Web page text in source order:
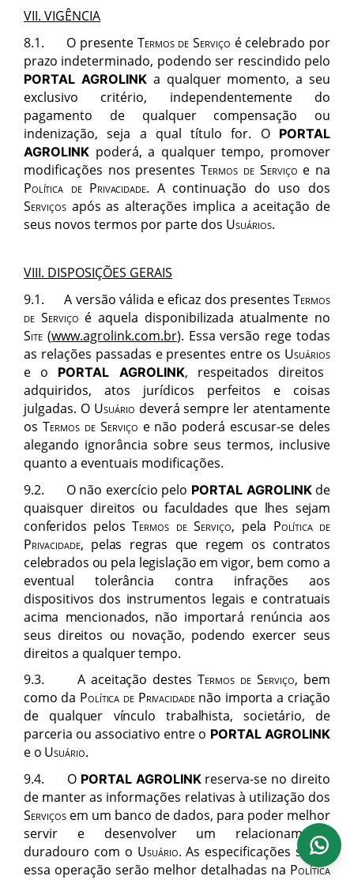
VII. VIGÊNCIA
8.1. O presente Termos de Serviço é celebrado por
prazo indeterminado, podendo ser rescindido pelo
PORTAL AGROLINK a qualquer momento, a seu
exclusivo critério, independentemente do
pagamento de qualquer compensação ou
indenização, seja a qual título for. O PORTAL
AGROLINK poderá, a qualquer tempo, promover
modificações nos presentesTermos de Serviço e na
Política de Privacidade. A continuação do uso dos
Serviços após as alterações implica a aceitação de
seus novos termos por parte dos Usuários.
VIII. DISPOSIÇÕES GERAIS
9.1. A versão válida e eficaz dos presentesTermos
de Serviço é aquela disponibilizada atualmente no
Site (www.agrolink.com.br). Essa versão rege todas
as relações passadas e presentes entre os Usuários
e o PORTAL AGROLINK, respeitados direitos
adquiridos, atos jurídicos perfeitos e coisas
julgadas. O Usuário deverá sempre ler atentamente
os Termos de Serviço e não poderá escusar-se deles
alegando ignorância sobre seus termos, inclusive
quanto a eventuais modificações.
9.2. O não exercício pelo PORTAL AGROLINKde
quaisquer direitos ou faculdades que lhes sejam
conferidos pelosTermos de Serviço, pela Política de
Privacidade, pelas regras que regem os contratos
celebrados ou pela legislação em vigor, bem como a
eventual tolerância contra infrações aos
dispositivos dos instrumentos legais e contratuais
acima mencionados, não importará renúncia aos
seus direitos ou novação, podendo exercer seus
direitos a qualquer tempo.
9.3. A aceitação destes Termos de Serviço, bem
como da Política de Privacidadenão importa a criação
de qualquer vínculo trabalhista, societário, de
parceria ou associativo entre o PORTAL AGROLINK
e o Usuário.
9.4. O PORTAL AGROLINK reserva-se no direito
de manter as informações relativas à utilização dos
Serviços em um banco de dados, para poder melhor
servir e desenvolver um relacionamento
duradouro com o Usuário. As especificações sobre
essa operação serão melhor detalhadas na Política